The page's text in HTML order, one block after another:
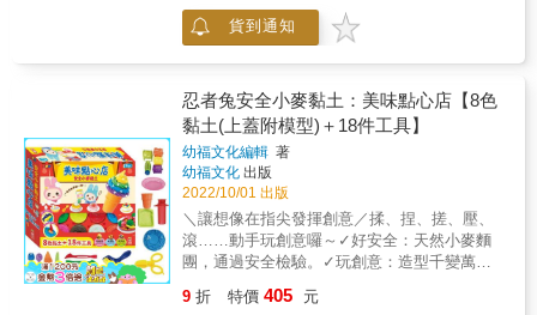
刺激感官，促進腦部發展。此外，動力沙讓孩
子在家就可以玩好玩的堆沙遊戲，挑戰各種創
做，一步步變成堆沙高手，不管喜歡什麼造
型，輕輕鬆鬆就能變化無窮，組合出自己喜歡
的作品，盡情發揮無限想像力。★激發創意、
透過玩中學，讓左右腦均衡發展，除了訓練觸
覺以及手部肌肉的運用之外，也能提升手眼協
調的能力，還可以刺激邏輯力和想像力！★透
過不同的堆沙遊戲，多種玩法，思考如何堆疊
不同的場景造型、如何不用模具捏出不同形狀
等，逐步建立判斷力、觀察力和規劃力。★當
完成作品之後，爸媽可以從旁引導孩子試著分
貨到通知
忍者兔安全小麥黏土：美味點心店【8色
黏土(上蓋附模型)＋18件工具】
幼福文化編輯 著
幼福文化 出版
2022/10/01 出版
＼讓想像在指尖發揮創意／揉、捏、搓、壓、
滾……動手玩創意囉～✓好安全：天然小麥麵
團，通過安全檢驗。✓玩創意：造型千變萬
揉捏，輕鬆混色。自由發揮想像力及創造力，
9 折 特價 405 元